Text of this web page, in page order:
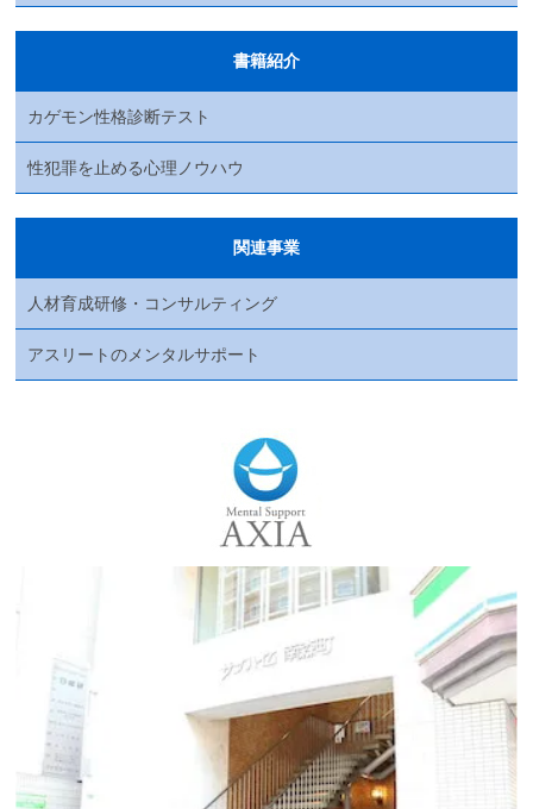
書籍紹介
カゲモン性格診断テスト
性犯罪を止める心理ノウハウ
関連事業
人材育成研修・コンサルティング
アスリートのメンタルサポート